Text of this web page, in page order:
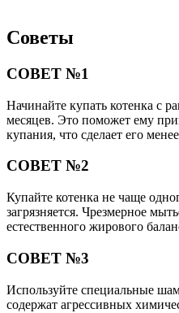
Советы
СОВЕТ №1
Начинайте купать котенка с
месяцев. Это поможет ему
купания, что сделает его
СОВЕТ №2
Купайте котенка не чаще
загрязняется. Чрезмерное
естественного жирового
СОВЕТ №3
Используйте специальные
содержат агрессивных